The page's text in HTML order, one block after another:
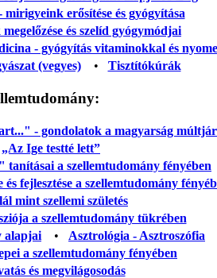
erősítése és gyógyítása
megelőzése és szelíd gyógymódjai
- gyógyítás vitaminokkal és
(vegyes)• Tisztítókúrák
- gondolatok a magyarság
„Az Ige testté lett”
tanításai a szellemtudomány fényében
fejlesztése a szellemtudomány
mint szellemi születés
a szellemtudomány tükrében
alapjai • Asztrológia - Asztroszófia
a szellemtudomány fényében
és megvilágosodás